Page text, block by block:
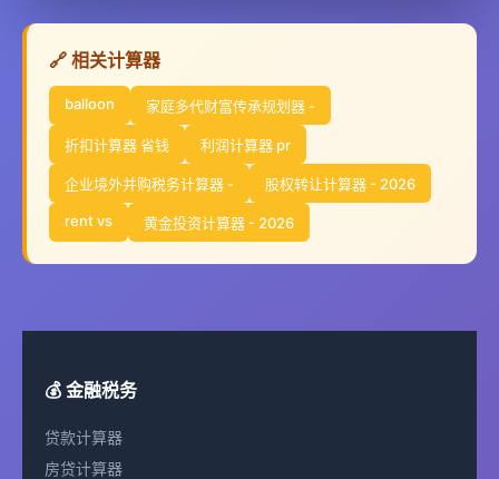
🔗 相关计算器
balloon 家庭多代财富传承规划器 -
折扣计算器 省钱 利润计算器 pr
企业境外并购税务计算器 - 股权转让计算器 - 2026
rent vs 黄金投资计算器 - 2026
💰 金融税务
贷款计算器
房贷计算器